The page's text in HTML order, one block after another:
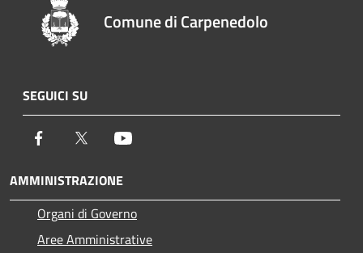
Comune di Carpenedolo
SEGUICI SU
Facebook Twitter
AMMINISTRAZIONE
Organi di Governo
Aree Amministrative